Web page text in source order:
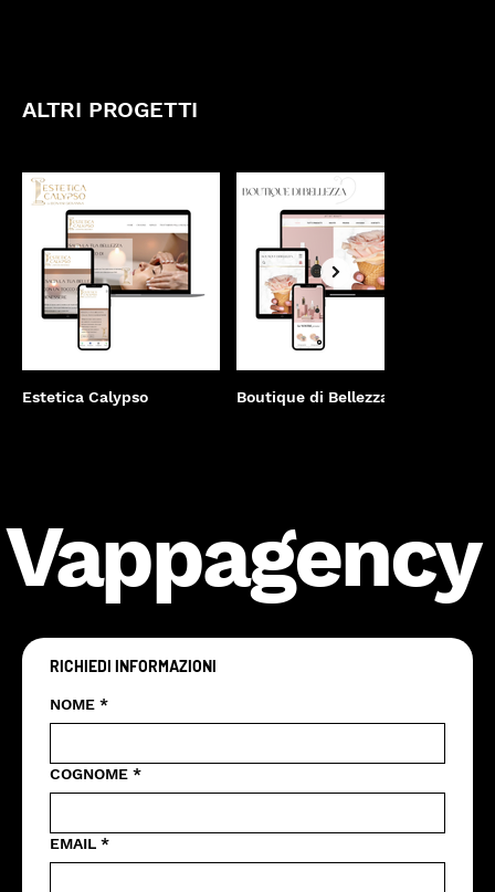
ALTRI PROGETTI
Estetica Calypso Boutique di Bellezza
Vappagency
RICHIEDI INFORMAZIONI
NOME *
COGNOME *
EMAIL *